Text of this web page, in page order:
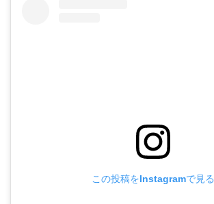
この投稿をInstagramで見る